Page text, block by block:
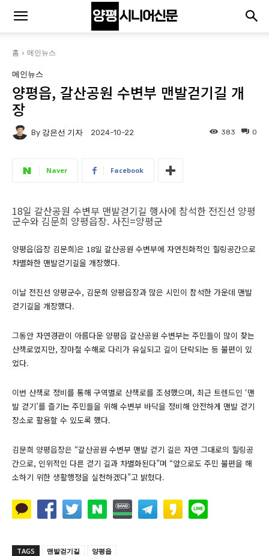
홈 메인뉴스
메인뉴스
양평읍, 갈산공원 수변부 맨발걷기길 개
장
By 강은선 기자 2024-10-22 0
383
Naver Facebook
18일 갈산공원 수변부 맨발걷기길 행사에 참석한 전진선 양평
군수와 김문희 양평읍장. 사진=양평군
양평읍(읍장 김문희)은 18일 갈산공원 수변부에 자연친화적인 힐링공간으로
차별화한 맨발걷기길을 개장했다.
이날 전진선 양평군수, 김문희 양평읍장과 많은 시민이 참석한 가운데 맨발
걷기길을 개장했다.
그동안 자연경관이 아름다운 양평읍 갈산공원 수변부는 주민들이 많이 찾는
산책로였지만, 장마철 수해로 다리가 유실되고 길이 단락되는 등 불편이 있
었다.
이번 산책로 정비를 통해 구역별로 산책로를 조성했으며, 최근 트렌드인 ‘맨
발 걷기’를 즐기는 주민들을 위해 수변부 바닥을 정비해 안전하게 맨발 걷기
장소로 활용할 수 있도록 했다.
김문희 양평읍장은 “갈산공원 수변부 맨발 걷기 길은 자연 그대로의 힐링공
간으로, 인위적인 다른 걷기 길과 차별화된다”며 “앞으로도 주민 불편을 해
소하기 위한 생활행정을 실천하겠다”고 밝혔다.
TAGS 맨발걷기길 양평읍